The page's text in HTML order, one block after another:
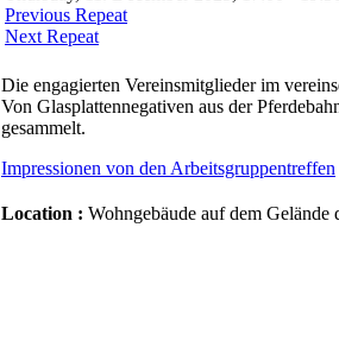
Previous Repeat
Next Repeat
Die engagierten Vereinsmitglieder im
Von Glasplattennegativen aus der
gesammelt.
Impressionen von den Arbeitsgruppentreffen
Location : Wohngebäude auf dem Gelände